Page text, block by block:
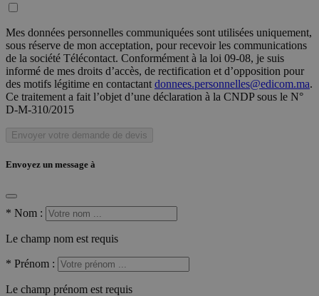
Mes données personnelles communiquées sont utilisées uniquement,
sous réserve de mon acceptation, pour recevoir les communications
de la société Télécontact. Conformément à la loi 09-08, je suis
informé de mes droits d’accès, de rectification et d’opposition pour
des motifs légitime en contactant donnees.personnelles@edicom.ma.
Ce traitement a fait l’objet d’une déclaration à la CNDP sous le N°
D-M-310/2015
Envoyer votre demande de devis
Envoyez un message à
* Nom :
Le champ nom est requis
* Prénom :
Le champ prénom est requis